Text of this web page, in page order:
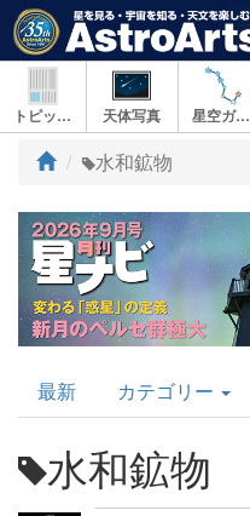
トピックス 天体写真 星空ガイド
ト
プ
水和鉱物
AstroArts
Topics
最新 カテゴリー
水和鉱物